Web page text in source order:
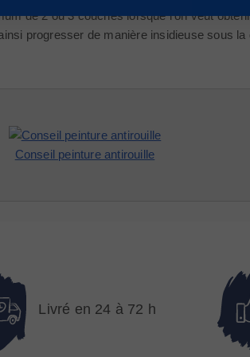
de 2 ou 3 couches lorsque l'on veut
progresser de manière insidieuse sous
Conseil peinture antirouille
Livré en 24 à 72 h